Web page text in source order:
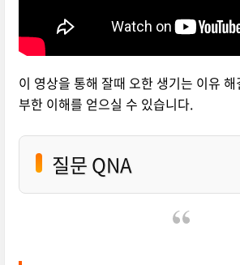
이 영상을 통해 잘때 오한 생기는 이유
부한 이해를 얻으실 수 있습니다.
질문 QNA